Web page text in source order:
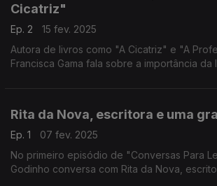
Cicatriz"
Ep. 2
15 fev. 2025
Autora de livros como "A Cicatriz" e "A
Francisca Gama fala sobre a importância da
Rita da Nova, escritora e uma
Ep. 1
07 fev. 2025
No primeiro episódio de "Conversas Para
Godinho conversa com Rita da Nova,